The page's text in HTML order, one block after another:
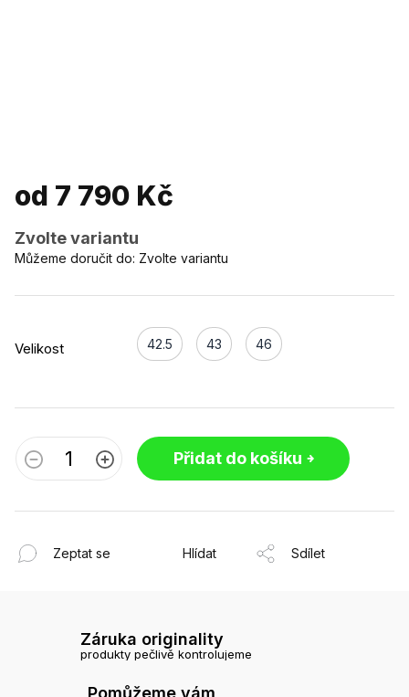
od 7 790 Kč
Zvolte variantu
Velikost 42.5 43 46
Můžeme doručit do: Zvolte variantu
Přidat do košíku
Zeptat se Hlídat Sdílet
Záruka originality
produkty pečlivě kontrolujeme
Pomůžeme vám